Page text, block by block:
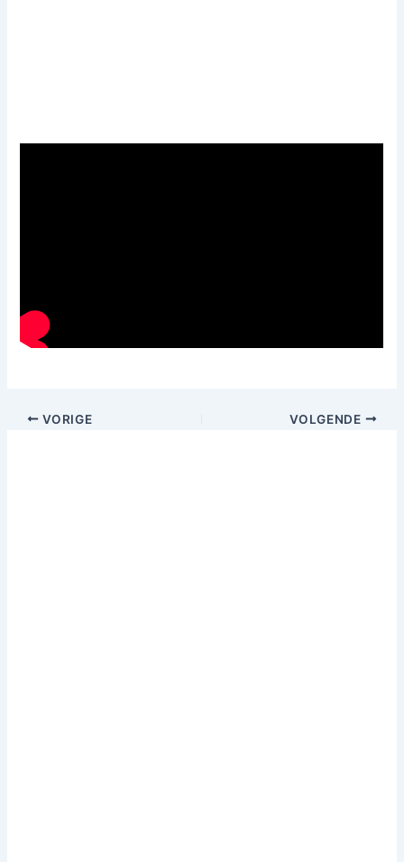
VORIGE VOLGENDE